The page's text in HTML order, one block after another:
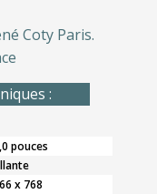
Coty Paris.
:
pouces
x 768